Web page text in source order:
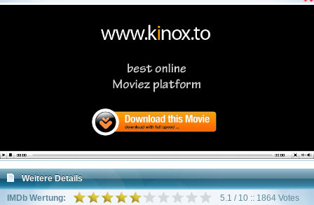
Weitere Details
IMDb Wertung:
5.1 / 10 :: 1864 Votes